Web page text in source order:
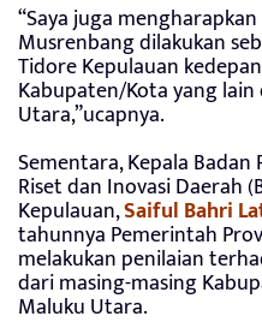
“Saya juga
Musrenbang dilakukan
Tidore Kepulauan
Kabupaten/Kota yang
Utara,”ucapnya.
Sementara, Kepala
Riset dan Inovasi Daerah
Kepulauan,Saiful Bahri
tahunnya Pemerintah
melakukan penilaian
dari masing-masing
Maluku Utara.